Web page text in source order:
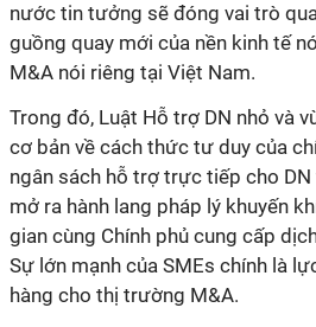
nước tin tưởng sẽ đóng vai trò
guồng quay mới của nền kinh tế
M&A nói riêng tại Việt Nam.
Trong đó, Luật Hỗ trợ DN nhỏ và
cơ bản về cách thức tư duy của
ngân sách hỗ trợ trực tiếp cho
mở ra hành lang pháp lý khuyến
gian cùng Chính phủ cung cấp
Sự lớn mạnh của SMEs chính là
hàng cho thị trường M&A.